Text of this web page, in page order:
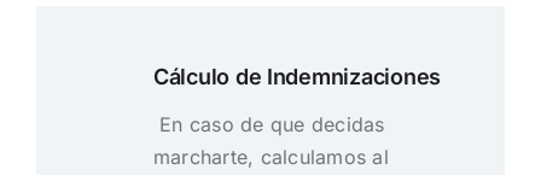
Cálculo de Indemnizaciones
En caso de que decidas
marcharte, calculamos al